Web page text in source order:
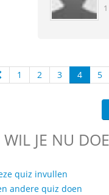
1 2 3 4 5
JE NU
quiz invullen
andere quiz doen